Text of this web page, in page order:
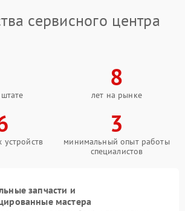
сервисного центра
8
лет на рынке
3
минимальный опыт работы
специалистов
запчасти и
мастера